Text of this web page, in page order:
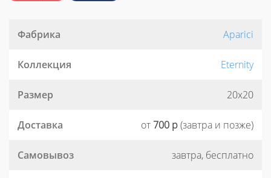
Фабрика Aparici
Коллекция Eternity
Размер 20x20
Доставка от 700 р(завтра и позже)
Самовывоз завтра, бесплатно